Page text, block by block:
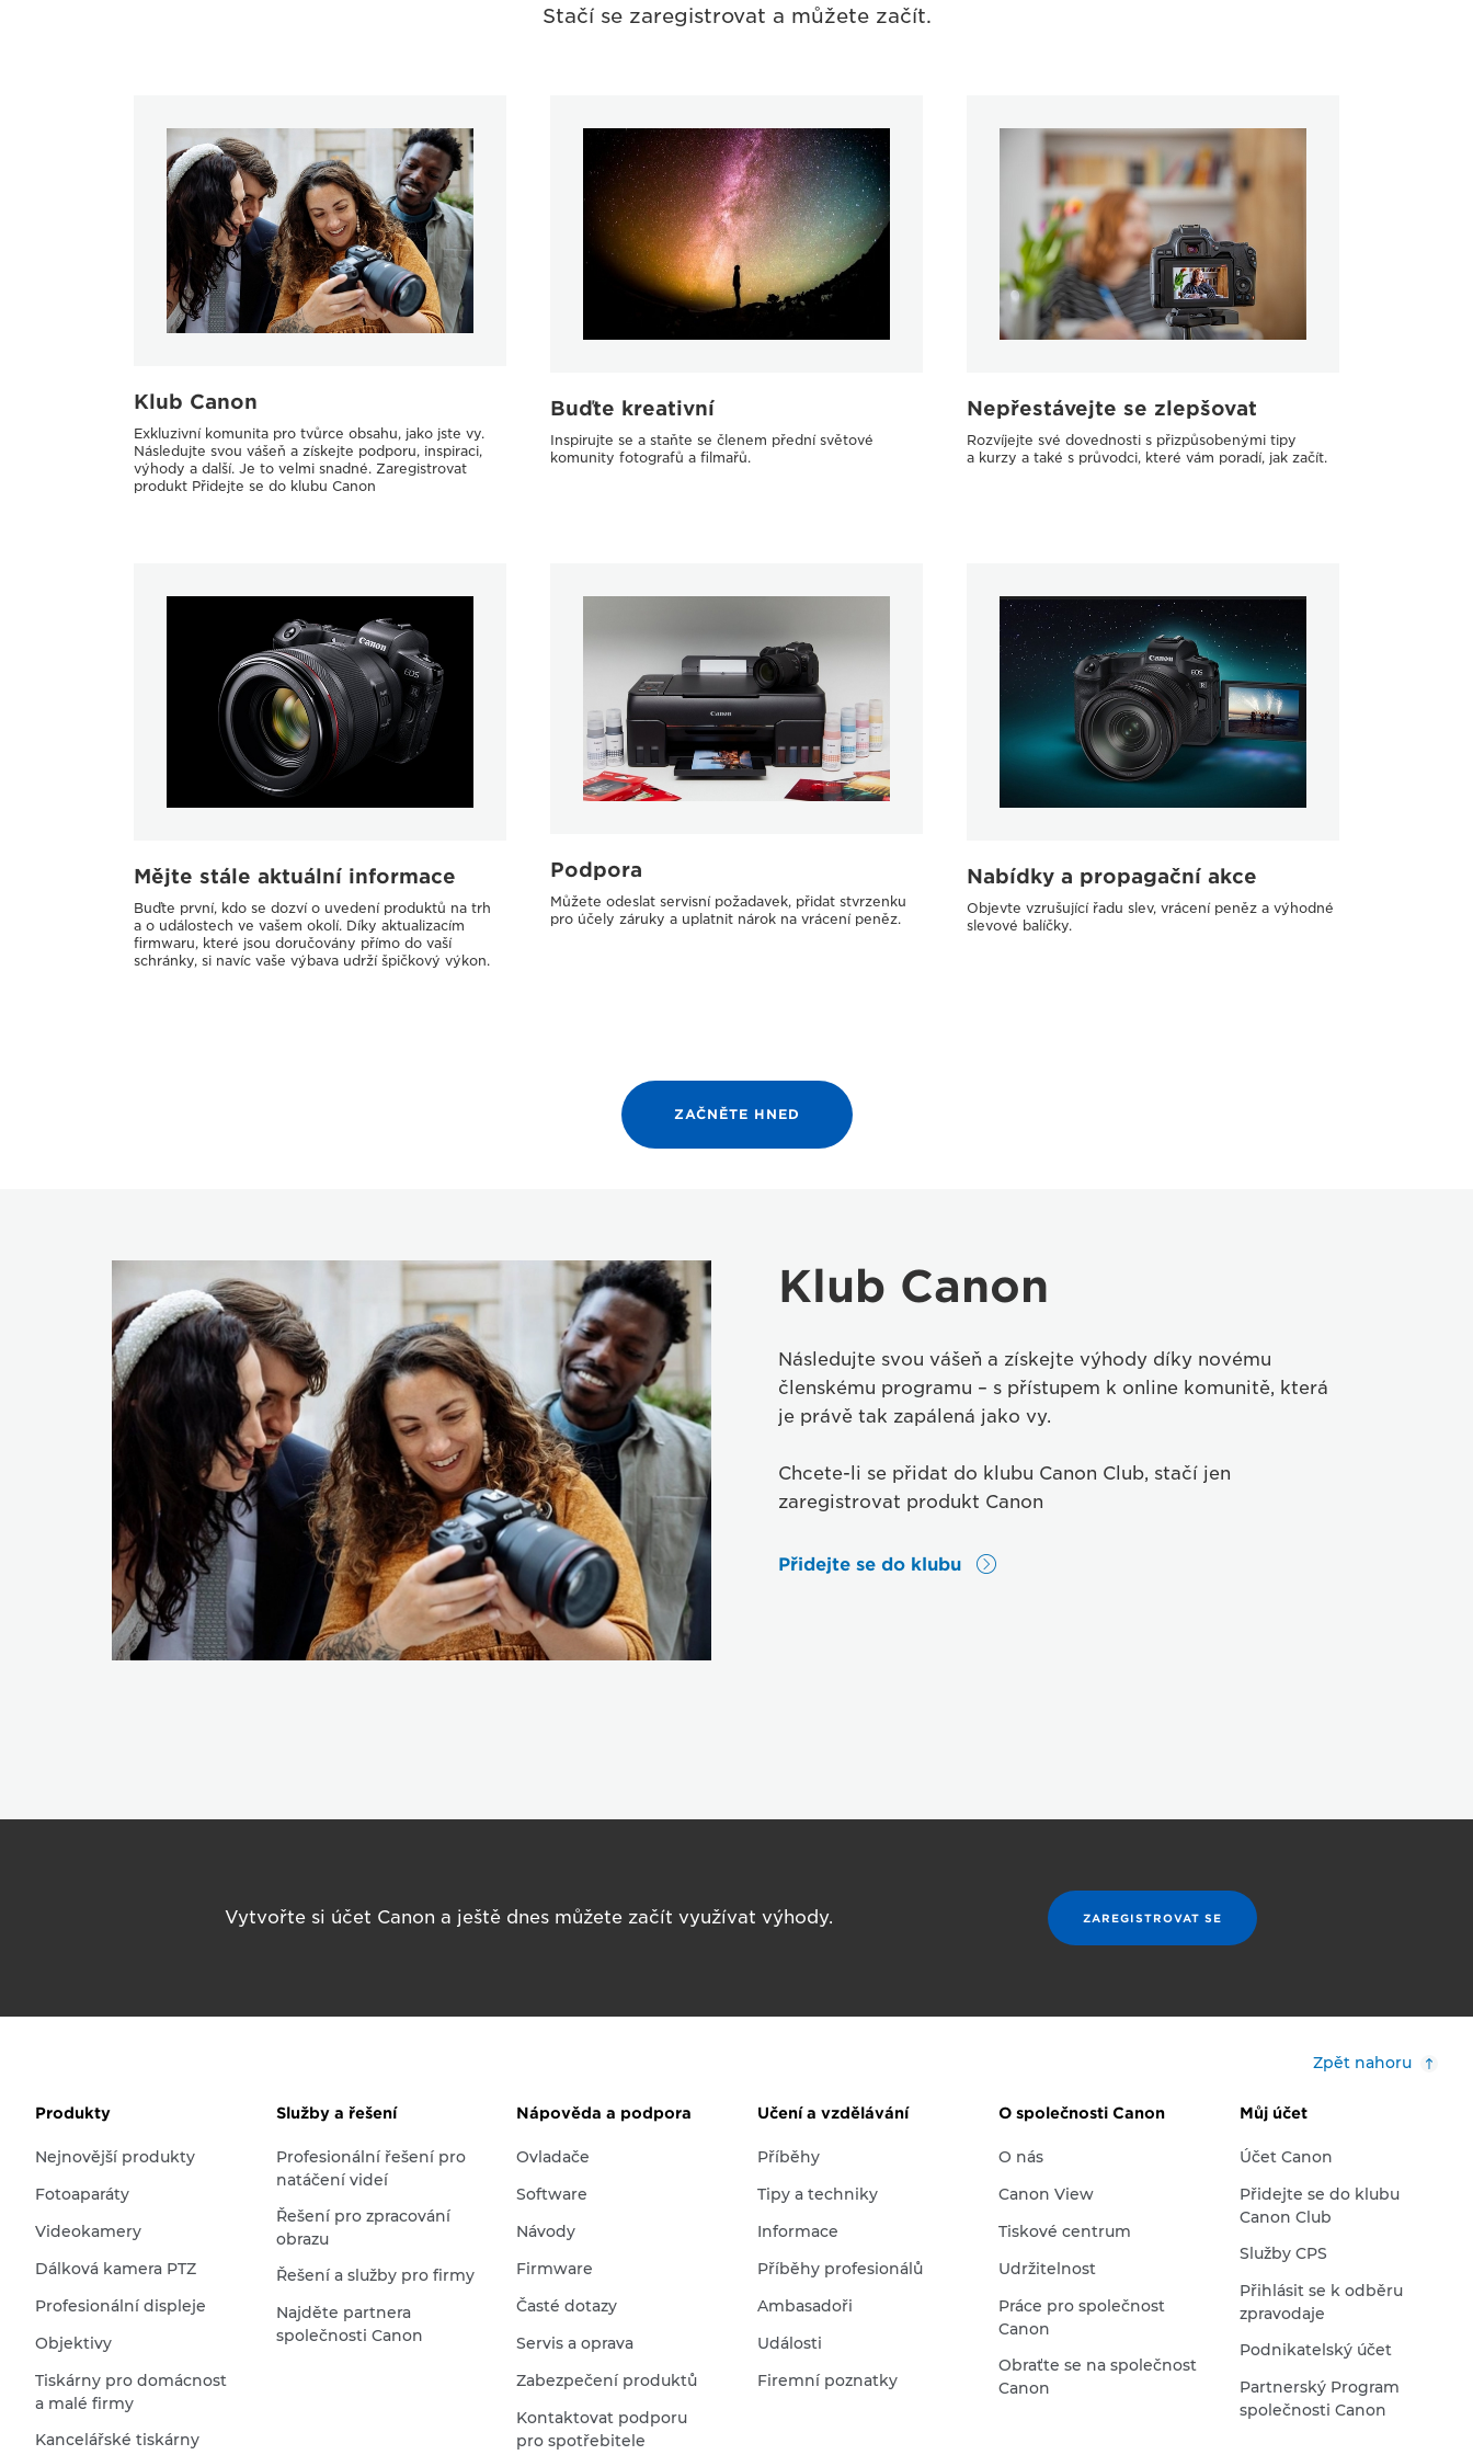
Stačí se zaregistrovat a můžete začít.
Klub Canon
Exkluzivní komunita pro tvůrce obsahu, jako jste vy.
Následujte svou vášeň a získejte podporu, inspiraci,
výhody a další. Je to velmi snadné. Zaregistrovat
produkt Přidejte se do klubu Canon
Buďte kreativní
Inspirujte se a staňte se členem přední světové
komunity fotografů a filmařů.
Nepřestávejte se zlepšovat
Rozvíjejte své dovednosti s přizpůsobenými tipy
a kurzy a také s průvodci, které vám poradí, jak začít.
Mějte stále aktuální informace
Buďte první, kdo se dozví o uvedení produktů na trh
a o událostech ve vašem okolí. Díky aktualizacím
firmwaru, které jsou doručovány přímo do vaší
schránky, si navíc vaše výbava udrží špičkový výkon.
Podpora
Můžete odeslat servisní požadavek, přidat stvrzenku
pro účely záruky a uplatnit nárok na vrácení peněz.
Nabídky a propagační akce
Objevte vzrušující řadu slev, vrácení peněz a výhodné
slevové balíčky.
ZAČNĚTE HNED
Klub Canon
Následujte svou vášeň a získejte výhody díky novému
členskému programu – s přístupem k online komunitě, která
je právě tak zapálená jako vy.
Chcete-li se přidat do klubu Canon Club, stačí jen
zaregistrovat produkt Canon
Přidejte se do klubu
Vytvořte si účet Canon a ještě dnes můžete začít využívat výhody. ZAREGISTROVAT SE
Zpět nahoru
Produkty
Nejnovější produkty
Fotoaparáty
Videokamery
Dálková kamera PTZ
Profesionální displeje
Objektivy
Tiskárny pro domácnost
a malé firmy
Kancelářské tiskárny
Služby a řešení
Profesionální řešení pro
natáčení videí
Řešení pro zpracování
obrazu
Řešení a služby pro firmy
Najděte partnera
společnosti Canon
Nápověda a podpora
Ovladače
Software
Návody
Firmware
Časté dotazy
Servis a oprava
Zabezpečení produktů
Kontaktovat podporu
pro spotřebitele
Učení a vzdělávání
Příběhy
Tipy a techniky
Informace
Příběhy profesionálů
Ambasadoři
Události
Firemní poznatky
O společnosti Canon
O nás
Canon View
Tiskové centrum
Udržitelnost
Práce pro společnost
Canon
Obraťte se na společnost
Canon
Můj účet
Účet Canon
Přidejte se do klubu
Canon Club
Služby CPS
Přihlásit se k odběru
zpravodaje
Podnikatelský účet
Partnerský Program
společnosti Canon